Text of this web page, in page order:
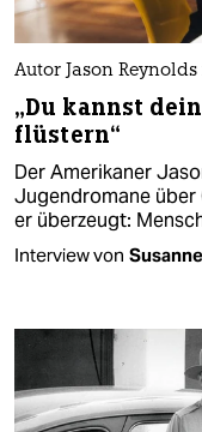
Autor Jason
„Du kannst
flüstern“
Der Amerikaner
Jugendromane über
er überzeugt:
Interview von